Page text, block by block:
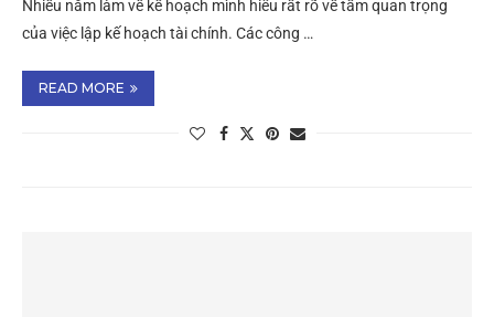
Nhiều năm làm về kế hoạch mình hiểu rất rõ về tầm quan trọng
của việc lập kế hoạch tài chính. Các công …
READ MORE